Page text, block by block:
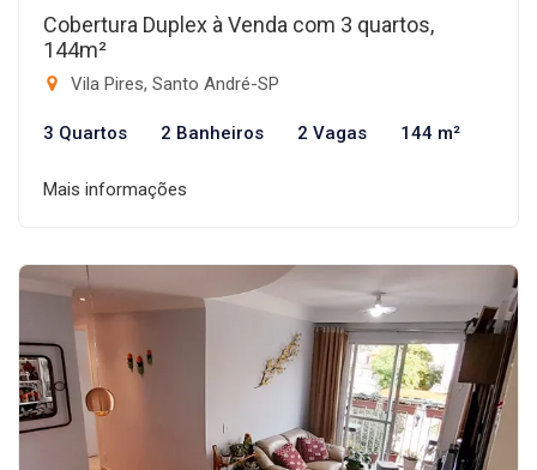
Cobertura Duplex à Venda com 3 quartos,
144m²
Vila Pires, Santo André-SP
3 Quartos 2 Banheiros 2 Vagas 144 m²
Mais informações